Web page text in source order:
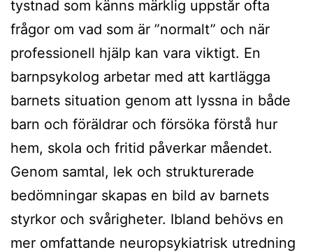
tystnad som känns märklig uppstår ofta
frågor om vad som är ”normalt” och när
professionell hjälp kan vara viktigt. En
barnpsykolog arbetar med att kartlägga
barnets situation genom att lyssna in både
barn och föräldrar och försöka förstå hur
hem, skola och fritid påverkar måendet.
Genom samtal, lek och strukturerade
bedömningar skapas en bild av barnets
styrkor och svårigheter. Ibland behövs en
mer omfattande neuropsykiatrisk utredning